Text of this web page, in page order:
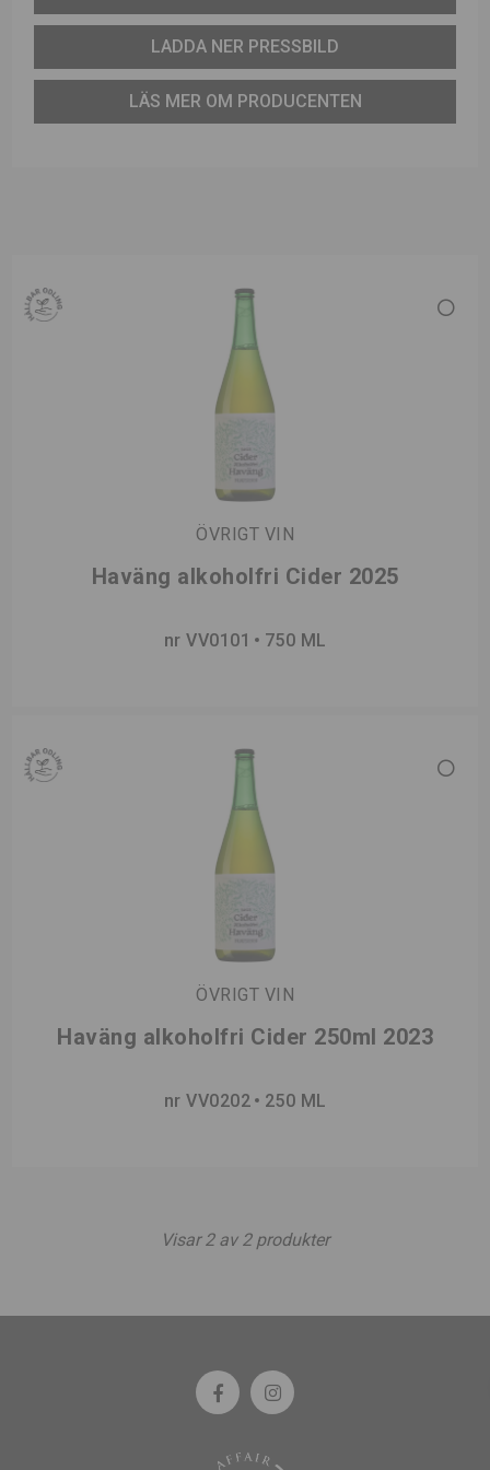
LADDA NER PRESSBILD
LÄS MER OM PRODUCENTEN
ÖVRIGT VIN
Haväng alkoholfri Cider 2025
nr VV0101 750 ML
ÖVRIGT VIN
Haväng alkoholfri Cider 250ml 2023
nr VV0202 250 ML
Visar2av 2produkter